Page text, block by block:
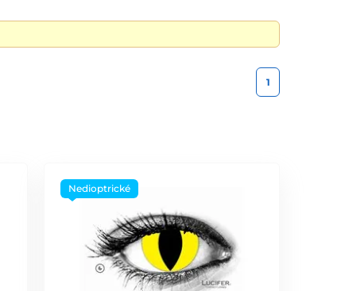
1
Nedioptrické